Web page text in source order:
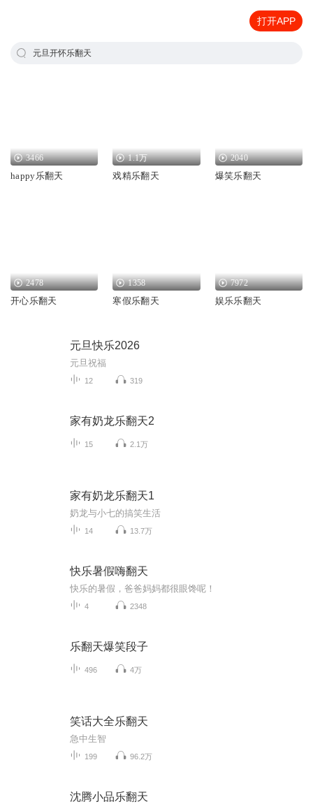
打开APP
元旦开怀乐翻天
3466
happy乐翻天
1.1万
戏精乐翻天
2040
爆笑乐翻天
2478
开心乐翻天
1358
寒假乐翻天
7972
娱乐乐翻天
元旦快乐2026
元旦祝福
12 319
家有奶龙乐翻天2
15 2.1万
家有奶龙乐翻天1
奶龙与小七的搞笑生活
14 13.7万
快乐暑假嗨翻天
快乐的暑假，爸爸妈妈都很眼馋呢！
4 2348
乐翻天爆笑段子
496 4万
笑话大全乐翻天
急中生智
199 96.2万
沈腾小品乐翻天